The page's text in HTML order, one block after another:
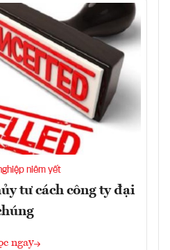
niêm yết
tư cách công ty đại
ngay